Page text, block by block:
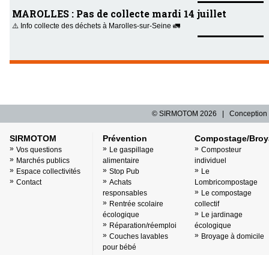
MAROLLES : Pas de collecte mardi 14 juillet
⚠️ Info collecte des déchets à Marolles-sur-Seine 🚛
© SIRMOTOM 2026 | Conception
SIRMOTOM
Vos questions
Marchés publics
Espace collectivités
Contact
Prévention
Le gaspillage
alimentaire
Stop Pub
Achats
responsables
Rentrée scolaire
écologique
Réparation/réemploi
Couches lavables
pour bébé
Compostage/
Composteur
individuel
Le
Lombricompostage
Le compostage
collectif
Le jardinage
écologique
Broyage à domicile